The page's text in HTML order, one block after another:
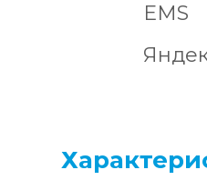
EMS